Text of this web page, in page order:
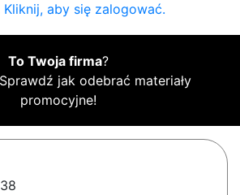
Kliknij, aby się zalogować.
To Twoja firma?
Sprawdź jak odebrać materiały
promocyjne!